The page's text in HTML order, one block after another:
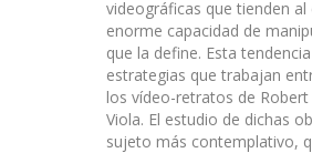
videográficas que tienden
enorme capacidad de
que la define. Esta
estrategias que trabajan
los vídeo-retratos de
Viola. El estudio de dichas
sujeto más contemplativo,